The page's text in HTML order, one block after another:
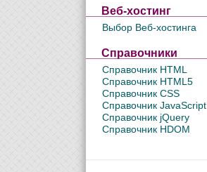
Веб-хостинг
Выбор Веб-хостинга
Справочники
Справочник HTML
Справочник HTML5
Справочник CSS
Справочник JavaScript
Справочник jQuery
Справочник HDOM